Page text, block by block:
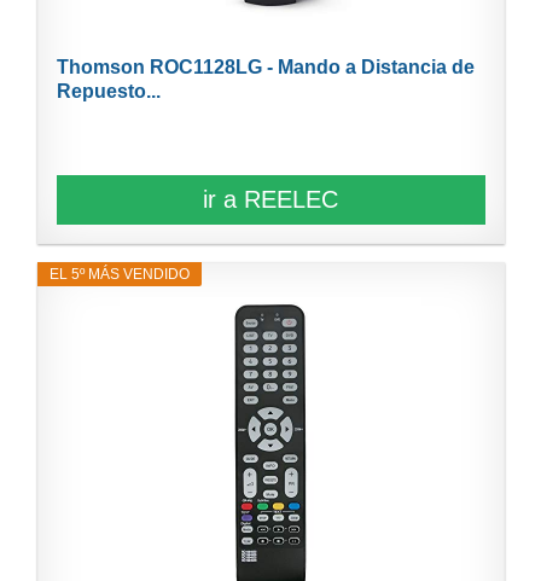
Thomson ROC1128LG - Mando a Distancia de
Repuesto...
ir a REELEC
EL 5º MÁS VENDIDO